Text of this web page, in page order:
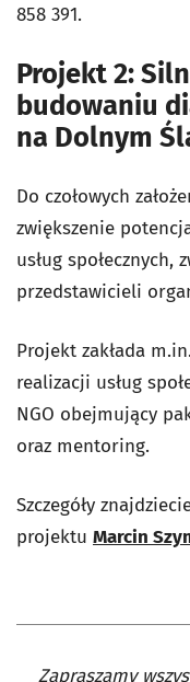
858 391.
Projekt 2:
budowaniu
na Dolnym
Do czołowych
zwiększenie
usług
przedstawicieli
Projekt zakłada
realizacji usług
NGO obejmujący
oraz mentoring.
Szczegóły
projektu Marcin
Zapraszamy